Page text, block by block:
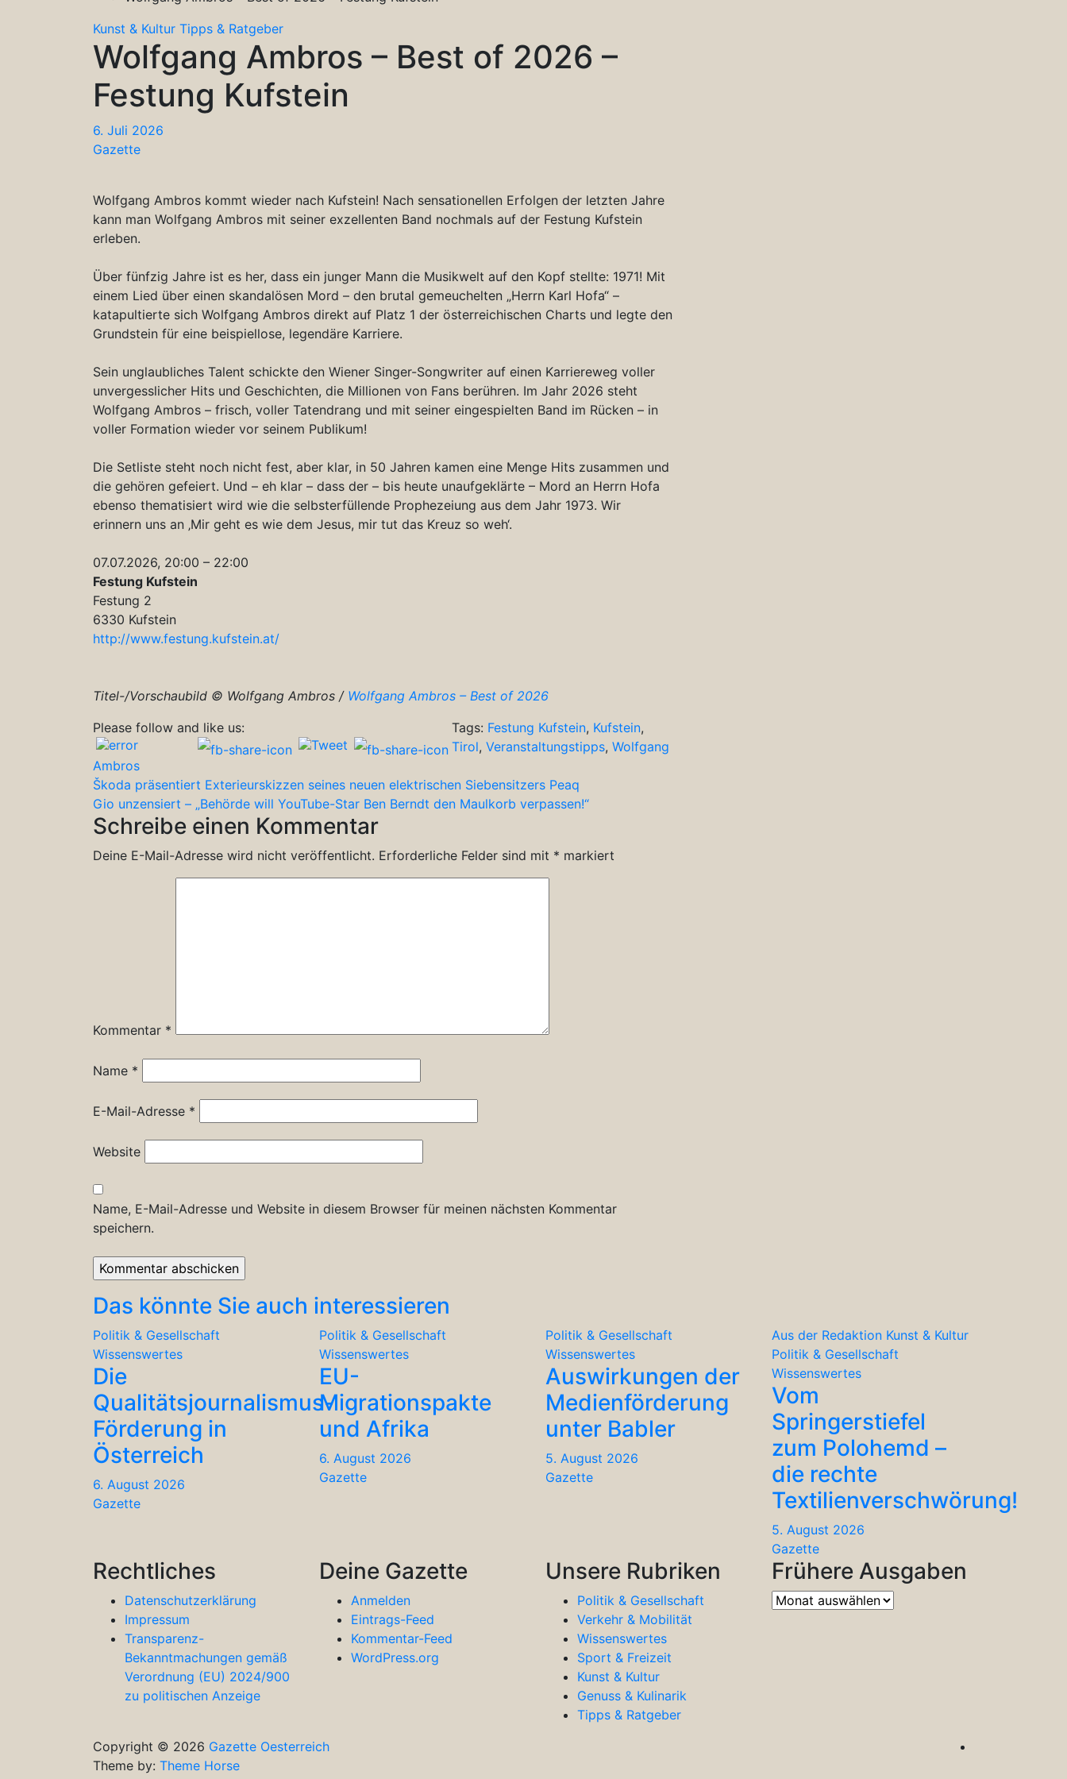
Kunst & Kultur Tipps & Ratgeber
Wolfgang Ambros – Best of 2026 –
Festung Kufstein
6. Juli 2026
Gazette
Wolfgang Ambros kommt wieder nach Kufstein! Nach sensationellen Erfolgen der letzten Jahre
kann man Wolfgang Ambros mit seiner exzellenten Band nochmals auf der Festung Kufstein
erleben.
Über fünfzig Jahre ist es her, dass ein junger Mann die Musikwelt auf den Kopf stellte: 1971! Mit
einem Lied über einen skandalösen Mord – den brutal gemeuchelten „Herrn Karl Hofa“ –
katapultierte sich Wolfgang Ambros direkt auf Platz 1 der österreichischen Charts und legte den
Grundstein für eine beispiellose, legendäre Karriere.
Sein unglaubliches Talent schickte den Wiener Singer-Songwriter auf einen Karriereweg voller
unvergesslicher Hits und Geschichten, die Millionen von Fans berühren. Im Jahr 2026 steht
Wolfgang Ambros – frisch, voller Tatendrang und mit seiner eingespielten Band im Rücken – in
voller Formation wieder vor seinem Publikum!
Die Setliste steht noch nicht fest, aber klar, in 50 Jahren kamen eine Menge Hits zusammen und
die gehören gefeiert. Und – eh klar – dass der – bis heute unaufgeklärte – Mord an Herrn Hofa
ebenso thematisiert wird wie die selbsterfüllende Prophezeiung aus dem Jahr 1973. Wir
erinnern uns an ‚Mir geht es wie dem Jesus, mir tut das Kreuz so weh‘.
07.07.2026, 20:00 – 22:00
Festung Kufstein
Festung 2
6330 Kufstein
http://www.festung.kufstein.at/
Titel-/Vorschaubild © Wolfgang Ambros / Wolfgang Ambros – Best of 2026
Please follow and like us:
Tags: Festung Kufstein, Kufstein,
Tirol, Veranstaltungstipps, Wolfgang
Ambros
Beitragsnavigation
Škoda präsentiert Exterieurskizzen seines neuen elektrischen Siebensitzers Peaq
Gio unzensiert – „Behörde will YouTube-Star Ben Berndt den Maulkorb verpassen!“
Schreibe einen Kommentar
Deine E-Mail-Adresse wird nicht veröffentlicht. Erforderliche Felder sind mit * markiert
Kommentar *
Name *
E-Mail-Adresse *
Website
Name, E-Mail-Adresse und Website in diesem Browser für meinen nächsten Kommentar
speichern.
Das könnte Sie auch interessieren
Politik & Gesellschaft
Wissenswertes
Die
Qualitätsjournalismus-
Förderung in
Österreich
6. August 2026
Gazette
Politik & Gesellschaft
Wissenswertes
EU-
Migrationspakte
und Afrika
6. August 2026
Gazette
Politik & Gesellschaft
Wissenswertes
Auswirkungen der
Medienförderung
unter Babler
5. August 2026
Gazette
Aus der Redaktion Kunst & Kultur
Politik & Gesellschaft
Wissenswertes
Vom
Springerstiefel
zum Polohemd –
die rechte
Textilienverschwörung!
5. August 2026
Gazette
Rechtliches
Datenschutzerklärung
Impressum
Transparenz-
Bekanntmachungen gemäß
Verordnung (EU) 2024/900
zu politischen Anzeige
Deine Gazette
Anmelden
Eintrags-Feed
Kommentar-Feed
WordPress.org
Unsere Rubriken
Politik & Gesellschaft
Verkehr & Mobilität
Wissenswertes
Sport & Freizeit
Kunst & Kultur
Genuss & Kulinarik
Tipps & Ratgeber
Frühere Ausgaben
Frühere
Copyright © 2026 Gazette Oesterreich
Theme by: Theme Horse